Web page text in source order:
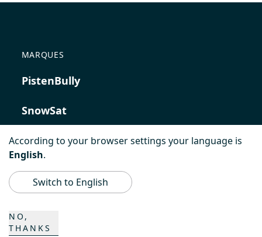
MARQUES
PistenBully
SnowSat
PowerBully
BeachTech
K COMPOSITES
According to your browser settings your language is
English.
NO,
THANKS
Switch to English